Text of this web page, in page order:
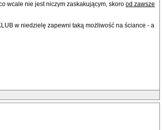
wcale nie jest niczym zaskakującym, skoro od zawsze
w niedzielę zapewni taką możliwość na ściance - a